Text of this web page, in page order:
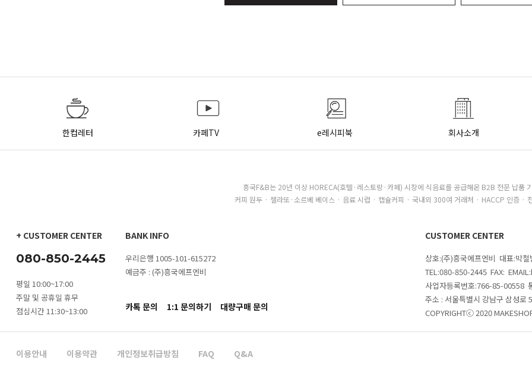
한컵레터 카페TV e레시피북 회사소개
흥국F&B는 20년 이상 HORECA(호텔·레스토랑·카페) 시장에 식음료를 공급해온 B2B 전문 납품
커피 원두 · 젤라또·소르베 베이스 · 음료 시럽 · 캡슐커피 · 국내외 300여 거래처 · HACCP 인증 ·
+ CUSTOMER CENTER
080-850-2445
평일 10:00~17:00
주말 및 공휴일 휴무
점심시간 11:30~13:00
BANK INFO
우리은행 1005-101-615272
예금주 : (주)흥국에프엔비
카톡 문의 1:1 문의하기 대량구매 문의
CUSTOMER CENTER
상호:(주)흥국에프엔비 대표:박
TEL:080-850-2445 FAX:
사업자등록번호:766-85-00558
주소 : 서울특별시 강남구 삼성로
COPYRIGHTⓒ 2020
이용안내 이용약관 개인정보취급방침 FAQ Q&A